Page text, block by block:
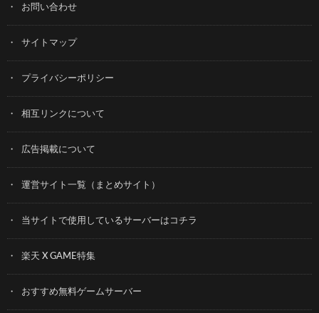
お問い合わせ
サイトマップ
プライバシーポリシー
相互リンクについて
広告掲載について
運営サイト一覧（まとめサイト）
当サイトで使用しているサーバーはコチラ
楽天 X GAME特集
おすすめ無料ゲームサーバー